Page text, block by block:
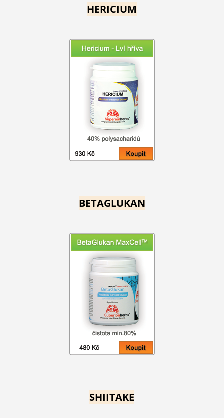
HERICIUM
BETAGLUKAN
SHIITAKE